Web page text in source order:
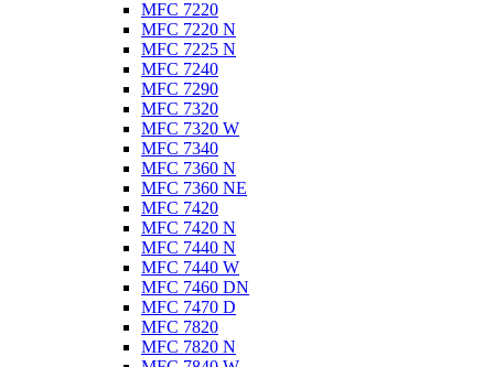
MFC 7220
MFC 7220 N
MFC 7225 N
MFC 7240
MFC 7290
MFC 7320
MFC 7320 W
MFC 7340
MFC 7360 N
MFC 7360 NE
MFC 7420
MFC 7420 N
MFC 7440 N
MFC 7440 W
MFC 7460 DN
MFC 7470 D
MFC 7820
MFC 7820 N